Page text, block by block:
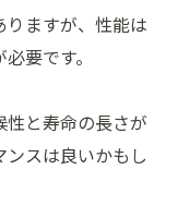
ますが、性能は
要です。
と寿命の長さが
スは良いかもし